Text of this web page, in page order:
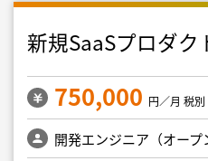
新規SaaSプロダク
750,000 円／月 税別
開発エンジニア（オープ